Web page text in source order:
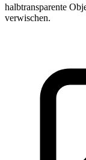
halbtransparente
verwischen.